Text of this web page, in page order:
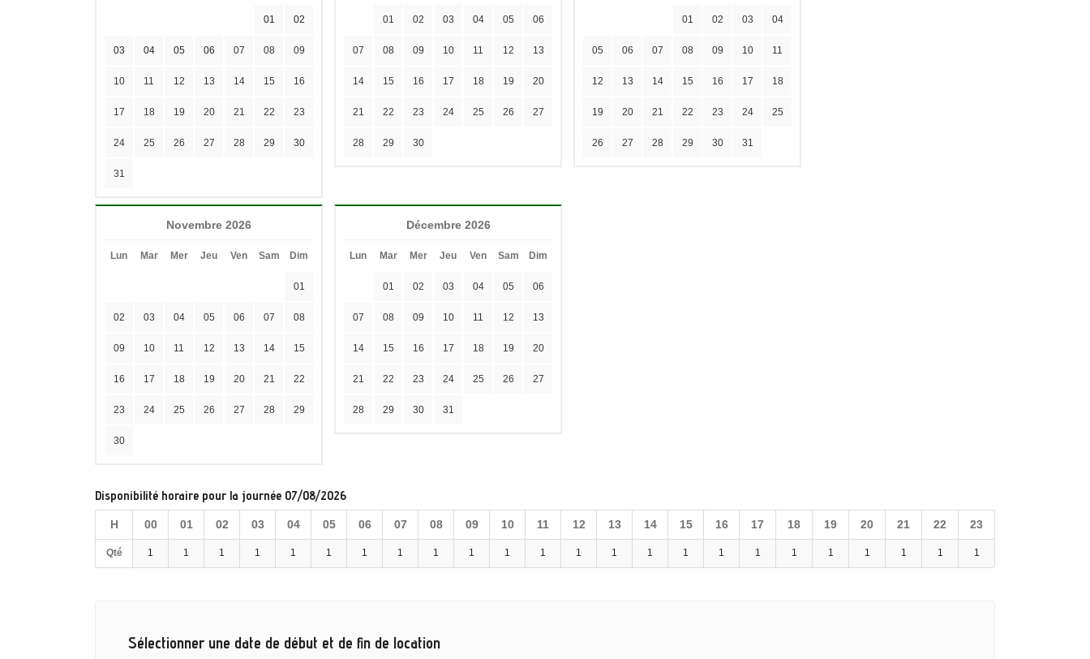
01 02
03 04 05 06 07 08 09
10 11 12 13 14 15 16
17 18 19 20 21 22 23
24 25 26 27 28 29 30
31
01 02 03 04 05 06
07 08 09 10 11 12 13
14 15 16 17 18 19 20
21 22 23 24 25 26 27
28 29 30
01 02 03 04
05 06 07 08 09 10 11
12 13 14 15 16 17 18
19 20 21 22 23 24 25
26 27 28 29 30 31
Novembre 2026
Lun Mar Mer Jeu Ven Sam Dim
01
02 03 04 05 06 07 08
09 10 11 12 13 14 15
16 17 18 19 20 21 22
23 24 25 26 27 28 29
30
Décembre 2026
Lun Mar Mer Jeu Ven Sam Dim
01 02 03 04 05 06
07 08 09 10 11 12 13
14 15 16 17 18 19 20
21 22 23 24 25 26 27
28 29 30 31
Disponibilité horaire pour la journée 07/08/2026
H 00 01 02 03 04 05 06 07 08 09 10 11 12 13 14 15 16 17 18 19 20 21 22 23
Qté 1 1 1 1 1 1 1 1 1 1 1 1 1 1 1 1 1 1 1 1 1 1 1 1
Sélectionner une date de début et de fin de location